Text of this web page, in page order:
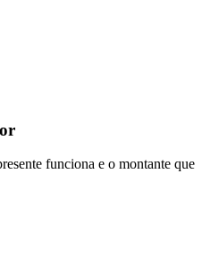
funciona e o montante que